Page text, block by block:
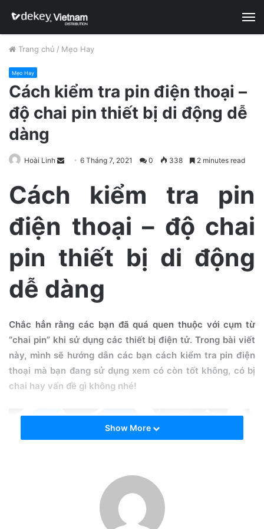
Trang chủ / Mẹo Hay
Mẹo Hay
Cách kiểm tra pin điện thoại –
độ chai pin thiết bị di động dễ
dàng
Hoài Linh
n
d
i
6 Tháng 7, 2021 0 338 2 minutes read
Cách kiểm tra pin
điện thoại – độ chai
pin thiết bị di động
dễ dàng
Chắc hẳn rằng các bạn đã quá quen thuộc với cụm từ
“chai pin” khi sử dụng các thiết bị điện tử. Trong bài viết
này, mình sẽ hướng dẫn các bạn cách kiểm tra pin điện
thoại mà bạn đang sử dụng xem có còn tốt không, có bị
chai hay vấn đề gì không nhé!
Show More